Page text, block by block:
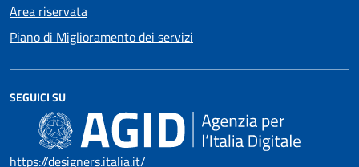
Area riservata
Piano di Miglioramento dei servizi
SEGUICI SU
https://designers.italia.it/